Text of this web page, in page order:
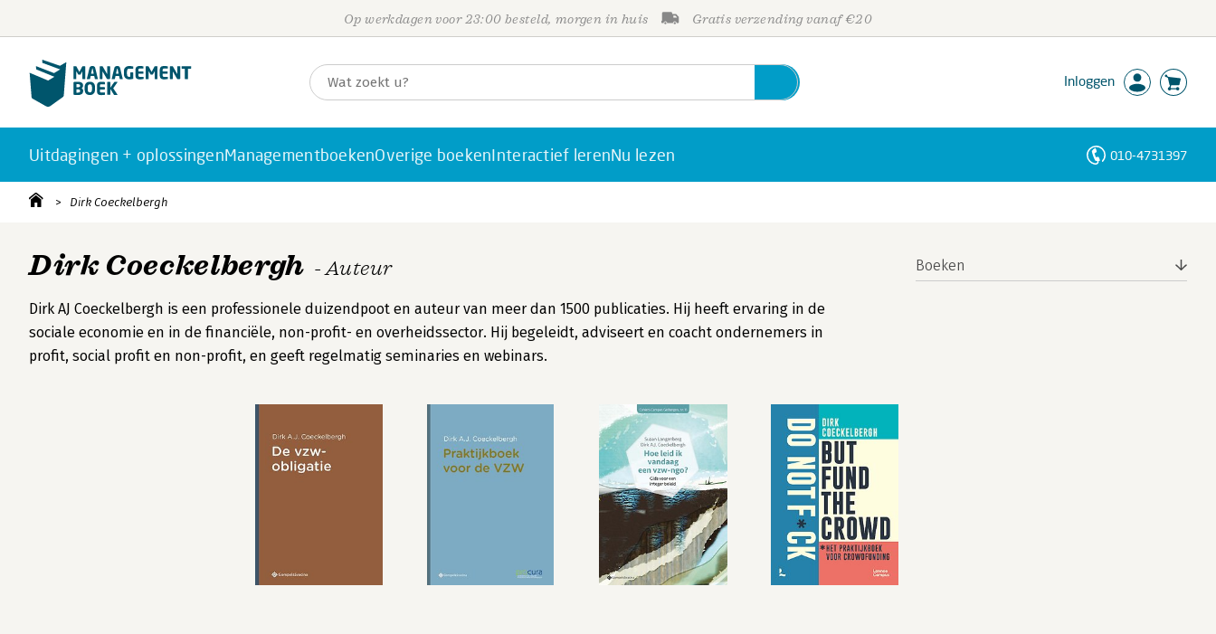
Op werkdagen voor 23:00 besteld, morgen in huis Gratis verzending vanaf €20
Inloggen
Uitdagingen + oplossingenManagementboekenOverige boekenInteractief lerenNu lezen 010-4731397
Dirk Coeckelbergh
Dirk Coeckelbergh - Auteur
Dirk AJ Coeckelbergh is een professionele duizendpoot en auteur van meer dan 1500 publicaties. Hij heeft ervaring in de
sociale economie en in de financiële, non-profit- en overheidssector. Hij begeleidt, adviseert en coacht ondernemers in
profit, social profit en non-profit, en geeft regelmatig seminaries en webinars.
Boeken
Personen